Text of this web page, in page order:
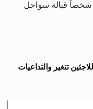
السفينة الذي أسفر عن مصرع 368 شخصاً قبالة سواحل
تتغير والتداعيات